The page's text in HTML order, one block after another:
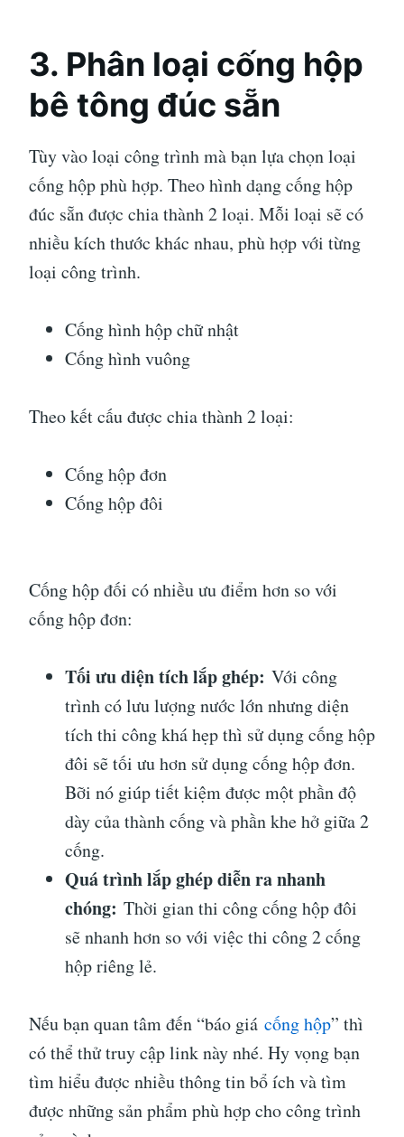
3. Phân loại cống hộp
bê tông đúc sẵn
Tùy vào loại công trình mà bạn lựa chọn loại
cống hộp phù hợp. Theo hình dạng cống hộp
đúc sẵn được chia thành 2 loại. Mỗi loại sẽ có
nhiều kích thước khác nhau, phù hợp với từng
loại công trình.
Cống hình hộp chữ nhật
Cống hình vuông
Theo kết cấu được chia thành 2 loại:
Cống hộp đơn
Cống hộp đôi
Cống hộp đối có nhiều ưu điểm hơn so với
cống hộp đơn:
Tối ưu diện tích lắp ghép: Với công
trình có lưu lượng nước lớn nhưng diện
tích thi công khá hẹp thì sử dụng cống hộp
đôi sẽ tối ưu hơn sử dụng cống hộp đơn.
Bỡi nó giúp tiết kiệm được một phần độ
dày của thành cống và phần khe hở giữa 2
cống.
Quá trình lắp ghép diễn ra nhanh
chóng: Thời gian thi công cống hộp đôi
sẽ nhanh hơn so với việc thi công 2 cống
hộp riêng lẻ.
Nếu bạn quan tâm đến “báo giá cống hộp” thì
có thể thử truy cập link này nhé. Hy vọng bạn
tìm hiểu được nhiều thông tin bổ ích và tìm
được những sản phẩm phù hợp cho công trình